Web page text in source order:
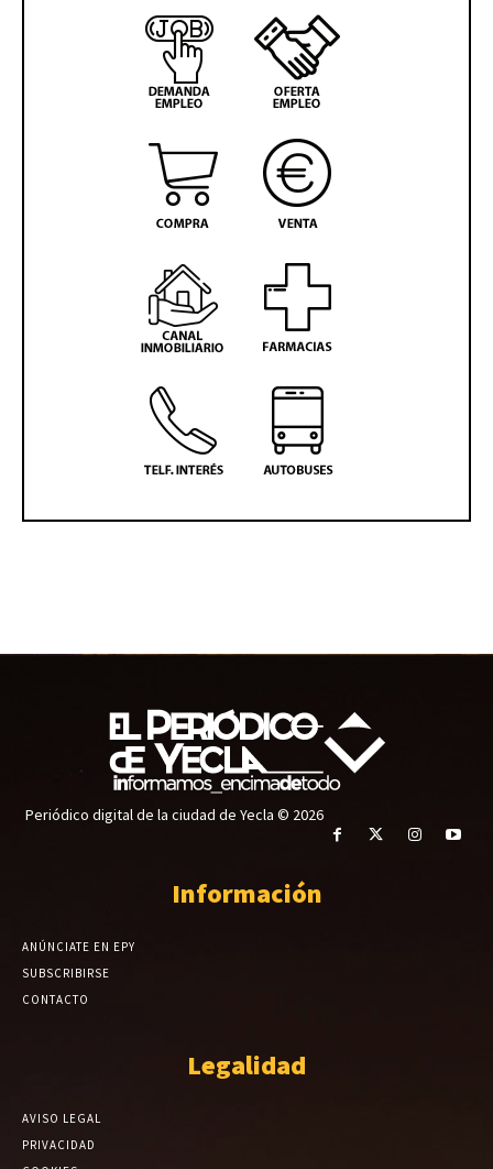
Periódico digital de la ciudad de Yecla © 2026
Información
ANÚNCIATE EN EPY
SUBSCRIBIRSE
CONTACTO
Legalidad
AVISO LEGAL
PRIVACIDAD